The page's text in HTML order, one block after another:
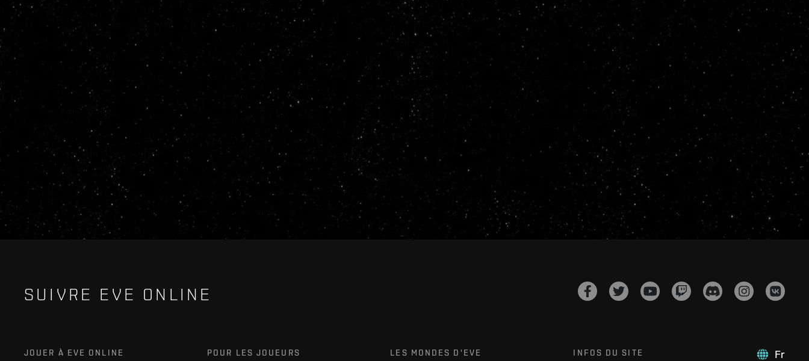
SUIVRE EVE ONLINE
Fr
JOUER À EVE ONLINE POUR LES JOUEURS LES MONDES D'EVE INFOS DU SITE